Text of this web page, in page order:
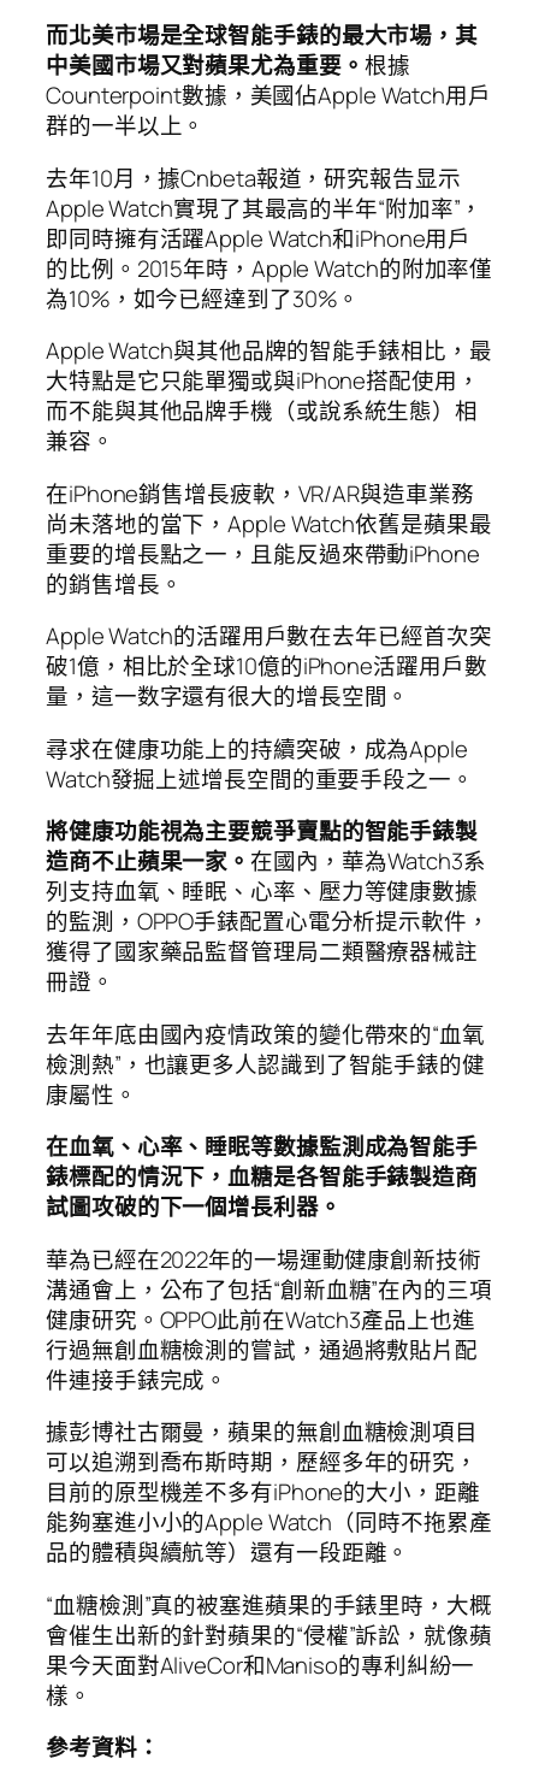
而北美市場是全球智能手錶的最大市場，其
中美國市場又對蘋果尤為重要。 根據
Counterpoint數據，美國佔Apple Watch用戶
群的一半以上。
去年10月，據Cnbeta報道，研究報告显示
Apple Watch實現了其最高的半年“附加率”，
即同時擁有活躍Apple Watch和iPhone用戶
的比例。2015年時，Apple Watch的附加率僅
為10%，如今已經達到了30%。
Apple Watch與其他品牌的智能手錶相比，最
大特點是它只能單獨或與iPhone搭配使用，
而不能與其他品牌手機（或說系統生態）相
兼容。
在iPhone銷售增長疲軟，VR/AR與造車業務
尚未落地的當下，Apple Watch依舊是蘋果最
重要的增長點之一，且能反過來帶動iPhone
的銷售增長。
Apple Watch的活躍用戶數在去年已經首次突
破1億，相比於全球10億的iPhone活躍用戶數
量，這一数字還有很大的增長空間。
尋求在健康功能上的持續突破，成為Apple
Watch發掘上述增長空間的重要手段之一。
將健康功能視為主要競爭賣點的智能手錶製
造商不止蘋果一家。在國內，華為Watch3系
列支持血氧、睡眠、心率、壓力等健康數據
的監測，OPPO手錶配置心電分析提示軟件，
獲得了國家藥品監督管理局二類醫療器械註
冊證。
去年年底由國內疫情政策的變化帶來的“血氧
檢測熱”，也讓更多人認識到了智能手錶的健
康屬性。
在血氧、心率、睡眠等數據監測成為智能手
錶標配的情況下，血糖是各智能手錶製造商
試圖攻破的下一個增長利器。
華為已經在2022年的一場運動健康創新技術
溝通會上，公布了包括“創新血糖”在內的三項
健康研究。OPPO此前在Watch3產品上也進
行過無創血糖檢測的嘗試，通過將敷貼片配
件連接手錶完成。
據彭博社古爾曼，蘋果的無創血糖檢測項目
可以追溯到喬布斯時期，歷經多年的研究，
目前的原型機差不多有iPhone的大小，距離
能夠塞進小小的Apple Watch（同時不拖累產
品的體積與續航等）還有一段距離。
“血糖檢測”真的被塞進蘋果的手錶里時，大概
會催生出新的針對蘋果的“侵權”訴訟，就像蘋
果今天面對AliveCor和Maniso的專利糾紛一
樣。
參考資料：